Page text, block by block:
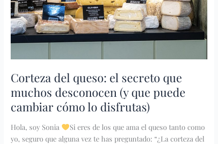
Corteza del queso: el secreto que
muchos desconocen (y que puede
cambiar cómo lo disfrutas)
Hola, soy Sonia
Si eres de los que ama el queso tanto como
yo, seguro que alguna vez te has preguntado: “¿La corteza del
desconocen
(y
que
puede
cambiar
lo
disfrutas)